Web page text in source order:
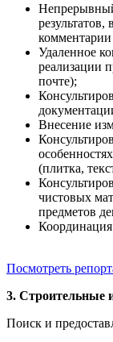
комментарии
Удаленное
реализации
почте);
Внесение
(плитка,
чистовых
предметов
Посмотреть
3. Строительные
Поиск и